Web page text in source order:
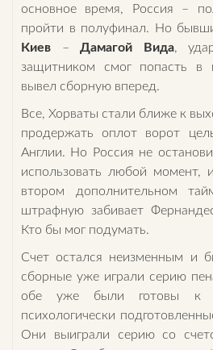
основное время, Россия –
пройти в полуфинал. Но
Киев –Дамагой Вида,
защитником смог попасть в
вывел сборную вперед.
Все, Хорваты стали ближе к
продержать оплот ворот
Англии. Но Россия не
использовать любой момент,
втором дополнительном
штрафную забивает
Кто бы мог подумать.
Счет остался неизменным и
сборные уже играли серию
обе уже были готовы к
психологически
Они выиграли серию со